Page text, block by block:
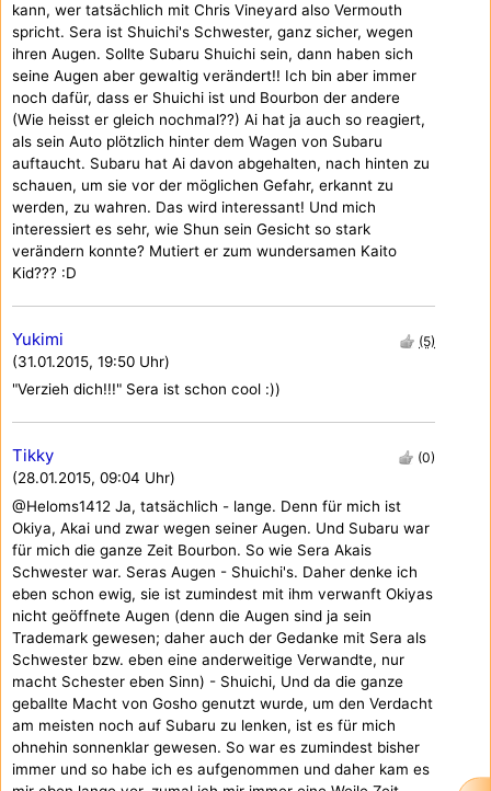
kann, wer tatsächlich mit Chris Vineyard also Vermouth
spricht. Sera ist Shuichi's Schwester, ganz sicher, wegen
ihren Augen. Sollte Subaru Shuichi sein, dann haben sich
seine Augen aber gewaltig verändert!! Ich bin aber immer
noch dafür, dass er Shuichi ist und Bourbon der andere
(Wie heisst er gleich nochmal??) Ai hat ja auch so reagiert,
als sein Auto plötzlich hinter dem Wagen von Subaru
auftaucht. Subaru hat Ai davon abgehalten, nach hinten zu
schauen, um sie vor der möglichen Gefahr, erkannt zu
werden, zu wahren. Das wird interessant! Und mich
interessiert es sehr, wie Shun sein Gesicht so stark
verändern konnte? Mutiert er zum wundersamen Kaito
Kid??? :D
Yukimi
(31.01.2015, 19:50 Uhr)
(5)
"Verzieh dich!!!" Sera ist schon cool :))
Tikky
(28.01.2015, 09:04 Uhr)
(0)
@Heloms1412 Ja, tatsächlich - lange. Denn für mich ist
Okiya, Akai und zwar wegen seiner Augen. Und Subaru war
für mich die ganze Zeit Bourbon. So wie Sera Akais
Schwester war. Seras Augen - Shuichi's. Daher denke ich
eben schon ewig, sie ist zumindest mit ihm verwanft Okiyas
nicht geöffnete Augen (denn die Augen sind ja sein
Trademark gewesen; daher auch der Gedanke mit Sera als
Schwester bzw. eben eine anderweitige Verwandte, nur
macht Schester eben Sinn) - Shuichi, Und da die ganze
geballte Macht von Gosho genutzt wurde, um den Verdacht
am meisten noch auf Subaru zu lenken, ist es für mich
ohnehin sonnenklar gewesen. So war es zumindest bisher
immer und so habe ich es aufgenommen und daher kam es